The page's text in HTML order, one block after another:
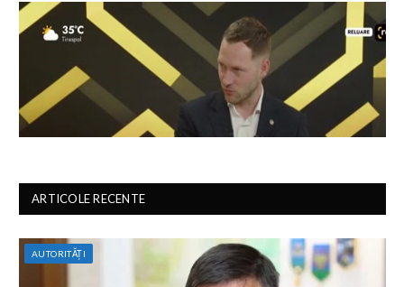
ARTICOLE RECENTE
AUTORITĂȚI